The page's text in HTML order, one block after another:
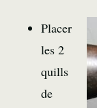
Placer
les 2
quills
de